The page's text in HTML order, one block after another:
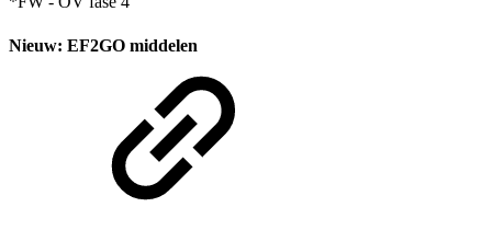
Nieuw: EF2GO middelen